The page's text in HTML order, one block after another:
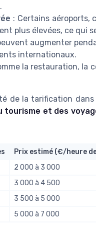
: Certains aéroports,
plus élevées, ce qui
augmenter
internationaux.
la restauration, la
de la tarification
tourisme et des
Prix estimé (€/heure
2 000 à 3 000
3 000 à 4 500
3 500 à 5 000
5 000 à 7 000